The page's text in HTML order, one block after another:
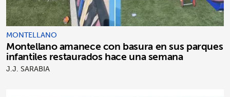
MONTELLANO
Montellano amanece con basura en sus parques
infantiles restaurados hace una semana
J.J. SARABIA